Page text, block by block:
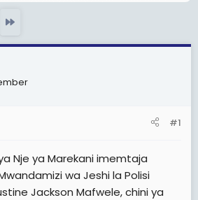
#1
Nje ya Marekani imemtaja
wa Jeshi la Polisi
Jackson Mafwele, chini ya